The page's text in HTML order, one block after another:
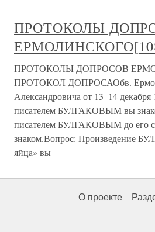
ПРОТОКОЛЫ
ПРОТОКОЛЫ ДОПРОСОВ
ПРОТОКОЛ ДОПРОСАОбв.
Александровича от 13–14
писателем БУЛГАКОВЫМ вы
писателем БУЛГАКОВЫМ до его
знаком.Вопрос: Произведение
яйца» вы
О проекте